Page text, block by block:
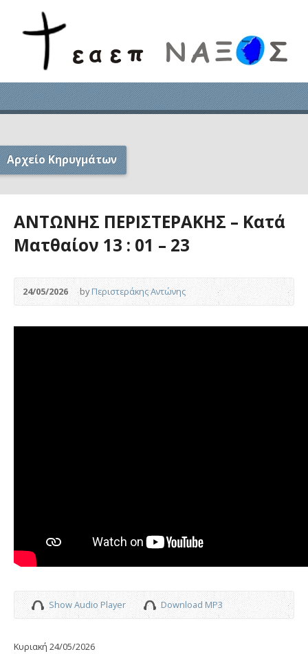
Αρχείο Κηρυγμάτων
ΑΝΤΩΝΗΣ ΠΕΡΙΣΤΕΡΑΚΗΣ – Κατά
Ματθαίον 13 : 01 – 23
24/05/2026 byΠεριστεράκης Αντώνης
Show Audio Player Download MP3
Κυριακή 24/05/2026